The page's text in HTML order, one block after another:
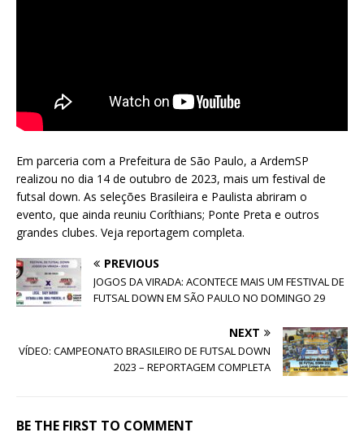
Em parceria com a Prefeitura de São Paulo, a ArdemSP
realizou no dia 14 de outubro de 2023, mais um festival de
futsal down. As seleções Brasileira e Paulista abriram o
evento, que ainda reuniu Coríthians; Ponte Preta e outros
grandes clubes. Veja reportagem completa.
PREVIOUS
JOGOS DA VIRADA: ACONTECE MAIS UM FESTIVAL DE
FUTSAL DOWN EM SÃO PAULO NO DOMINGO 29
NEXT
VÍDEO: CAMPEONATO BRASILEIRO DE FUTSAL DOWN
2023 – REPORTAGEM COMPLETA
BE THE FIRST TO COMMENT